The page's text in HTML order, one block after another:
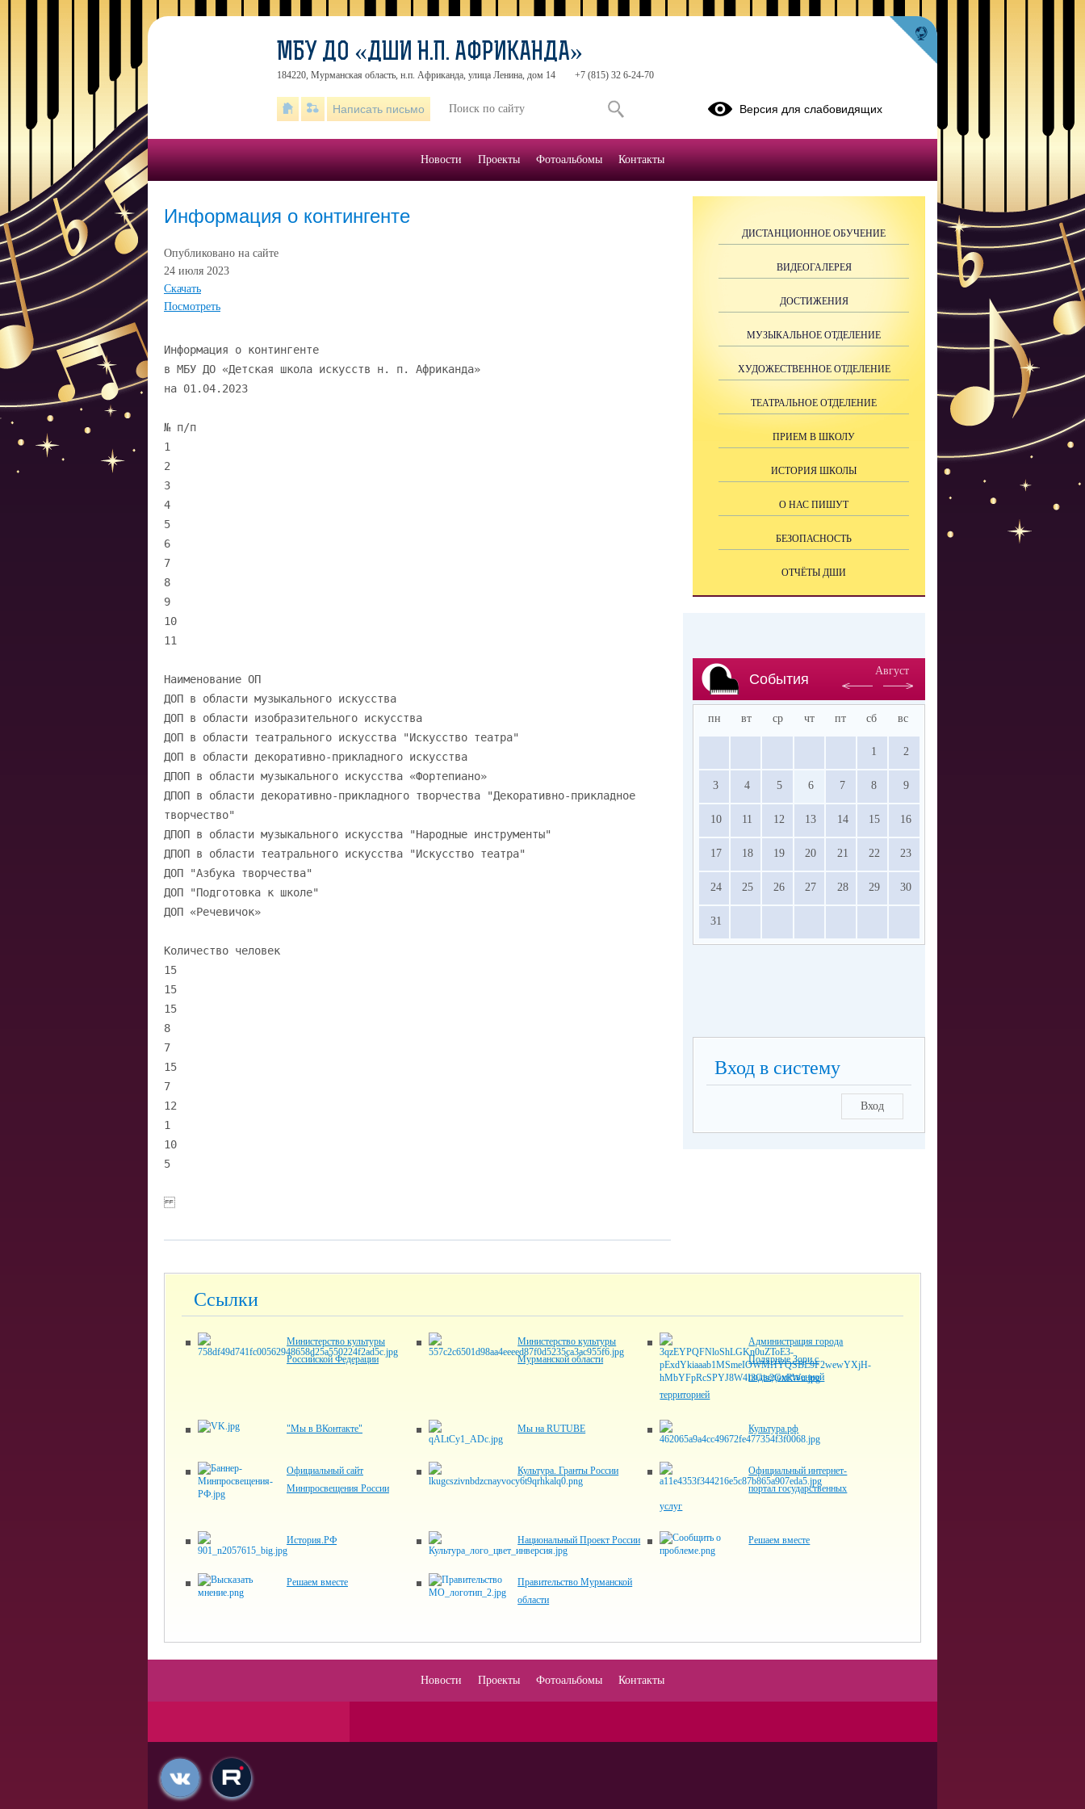
Информация о контингенте
Опубликовано на сайте
24 июля 2023
Скачать
Посмотреть
Информация о контингенте
в МБУ ДО «Детская школа искусств н. п. Африканда»
на 01.04.2023
№ п/п
1
2
3
4
5
6
7
8
9
10
11
Наименование ОП
ДОП в области музыкального искусства
ДОП в области изобразительного искусства
ДОП в области театрального искусства "Искусство театра"
ДОП в области декоративно-прикладного искусства
ДПОП в области музыкального искусства «Фортепиано»
ДПОП в области декоративно-прикладного творчества "Декоративно-прикладное
творчество"
ДПОП в области музыкального искусства "Народные инструменты"
ДПОП в области театрального искусства "Искусство театра"
ДОП "Азбука творчества"
ДОП "Подготовка к школе"
ДОП «Речевичок»
Количество человек
15
15
15
8
7
15
7
12
1
10
5
ДИСТАНЦИОННОЕ ОБУЧЕНИЕ
ВИДЕОГАЛЕРЕЯ
ДОСТИЖЕНИЯ
МУЗЫКАЛЬНОЕ ОТДЕЛЕНИЕ
ХУДОЖЕСТВЕННОЕ ОТДЕЛЕНИЕ
ТЕАТРАЛЬНОЕ ОТДЕЛЕНИЕ
ПРИЕМ В ШКОЛУ
ИСТОРИЯ ШКОЛЫ
О НАС ПИШУТ
БЕЗОПАСНОСТЬ
ОТЧЁТЫ ДШИ
События
Август
пн вт ср чт пт сб вс
1 2
3 4 5 6 7 8 9
10 11 12 13 14 15 16
17 18 19 20 21 22 23
24 25 26 27 28 29 30
31
Вход в систему
Вход
Ссылки
Министерство культуры
Российской Федерации
Министерство культуры
Мурманской области
Администрация города
Полярные Зори с
подведомственной
территорией
"Мы в ВКонтакте" Мы на RUTUBE Культура.рф
Официальный сайт
Минпросвещения России
Культура. Гранты России
Официальный интернет-
портал государственных
услуг
История.РФ Национальный Проект России Решаем вместе
Решаем вместе
Правительство Мурманской
области
МБУ ДО «ДШИ Н.П. АФРИКАНДА»
184220, Мурманская область, н.п. Африканда, улица Ленина, дом 14 +7 (815) 32 6-24-70
Написать письмо Версия для слабовидящих
Новости Проекты Фотоальбомы Контакты
Новости Проекты Фотоальбомы Контакты